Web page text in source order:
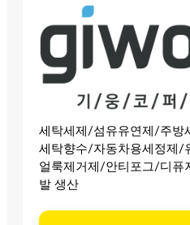
세탁세제/섬유유연제/주방
세탁향수/자동차용세정제/
얼룩제거제/안티포그/디퓨
발 생산